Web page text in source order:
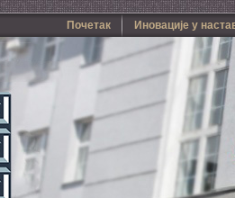
Почетак Иновације у